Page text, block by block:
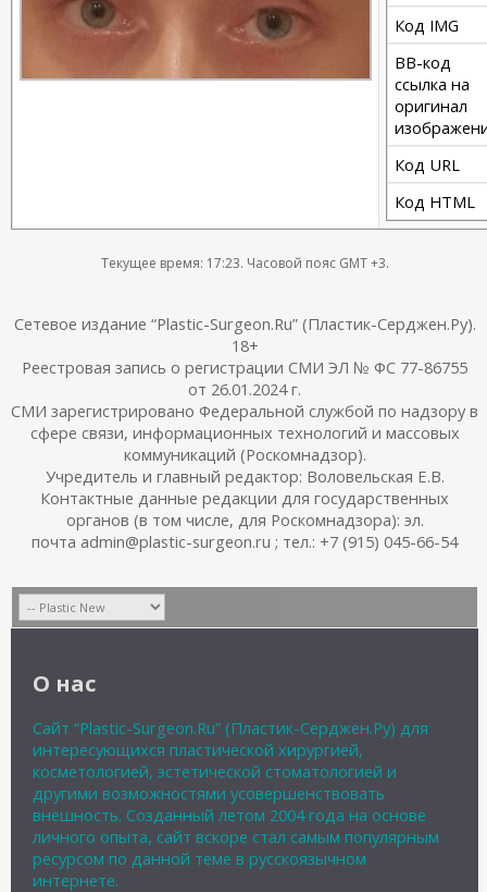
Код IMG
BB-код
ссылка на
оригинал
Код URL
Код HTML
Текущее время: 17:23. Часовой пояс GMT +3.
Сетевое издание “Plastic-Surgeon.Ru” (Пластик-Серджен.Ру).
18+
Реестровая запись о регистрации СМИ ЭЛ № ФС 77-86755
от 26.01.2024 г.
СМИ зарегистрировано Федеральной службой по надзору в
сфере связи, информационных технологий и массовых
коммуникаций (Роскомнадзор).
Учредитель и главный редактор: Воловельская Е.В.
Контактные данные редакции для государственных
органов (в том числе, для Роскомнадзора): эл.
почта admin@plastic-surgeon.ru ; тел.: +7 (915) 045-66-54
О нас
Сайт “Plastic-Surgeon.Ru” (Пластик-Серджен.Ру) для
интересующихся пластической хирургией,
косметологией, эстетической стоматологией и
другими возможностями усовершенствовать
внешность. Созданный летом 2004 года на основе
личного опыта, сайт вскоре стал самым популярным
ресурсом по данной теме в русскоязычном
интернете.